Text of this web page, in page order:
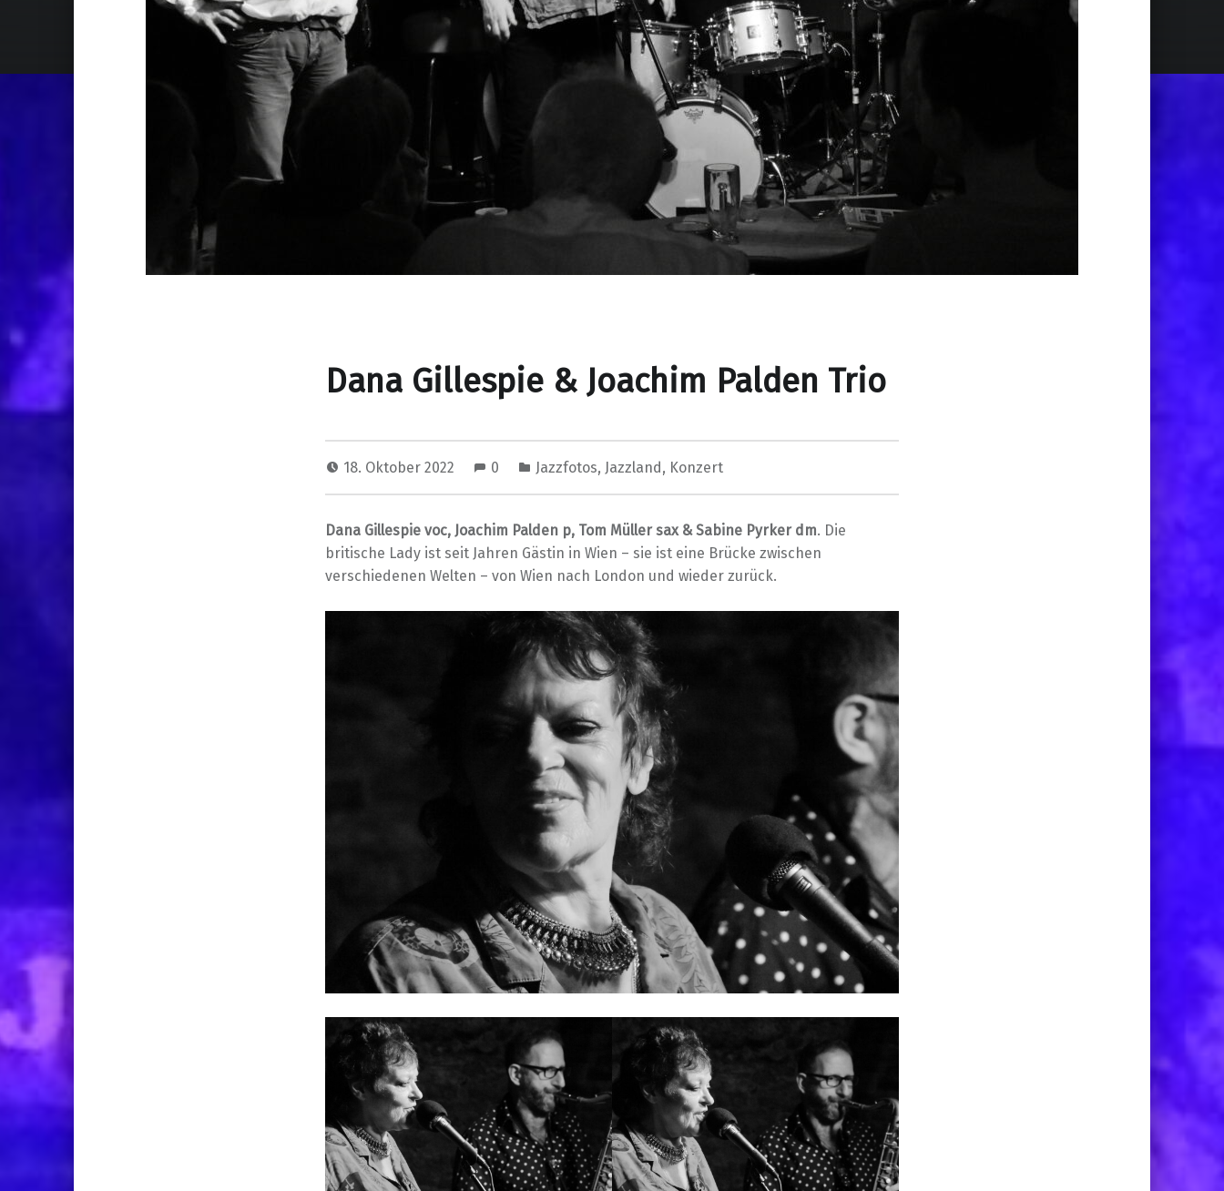
Dana Gillespie & Joachim Palden Trio
18. Oktober 2022 0 Jazzfotos, Jazzland, Konzert
Dana Gillespie voc, Joachim Palden p, Tom Müller sax & Sabine Pyrker dm. Die
britische Lady ist seit Jahren Gästin in Wien – sie ist eine Brücke zwischen
verschiedenen Welten – von Wien nach London und wieder zurück.